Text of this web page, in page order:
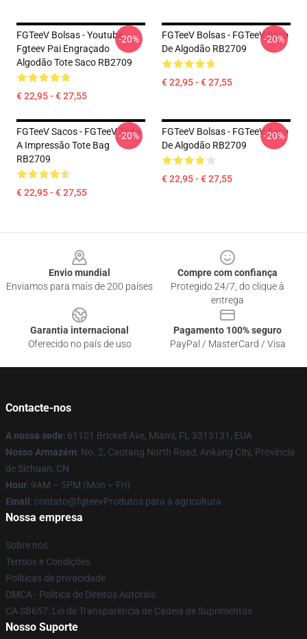
FGTeeV Bolsas - Youtube
Fgteev Pai Engraçado
Algodão Tote Saco RB2709
€ 22,95 - € 27,55
-20%
FGTeeV Bolsas - FGTeeV Saco
De Algodão RB2709
€ 22,95 - € 27,55
-20%
FGTeeV Sacos - FGTeeV Toda
A Impressão Tote Bag
RB2709
€ 22,95 - € 27,55
-20%
FGTeeV Bolsas - FGTeeV Saco
De Algodão RB2709
€ 22,95 - € 27,55
-20%
Envio mundial
Enviamos para mais de 200 países
Compre com confiança
Protegido 24/7, do clique à
entrega
Garantia internacional
Oferecido no país de uso
Pagamento 100% seguro
PayPal / MasterCard / Visa
Contacte-nos
A nossa sede: 61101 Brickell Ave, Miami, FL 3313131, EUA
Nosso Armazém: No. 2, Caotang North Road, Ankang City, Província
de Sichuan, CN
Hour: 9AM – 5PM (Mon – Fri)
Email : contato@fgteevProdutos para a agricultura
Nossa empresa
Sobre nós
Termos e Condições
Políticas de privacidade
DMCA - Política de Direitos Autorais
CA SB657: Lei de Transparência de Cadeia de Suprimentos
Nosso Suporte